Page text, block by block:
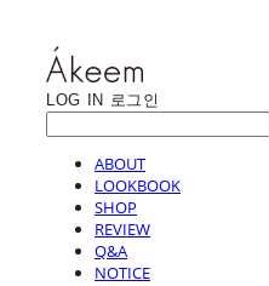
LOG IN 로그인
ABOUT
LOOKBOOK
SHOP
REVIEW
Q&A
NOTICE